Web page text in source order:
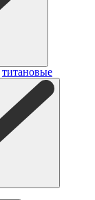
титановые